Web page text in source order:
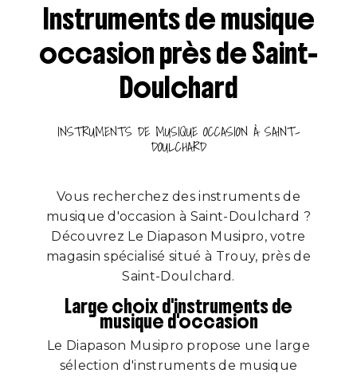
Instruments de musique
occasion près de Saint-
Doulchard
INSTRUMENTS DE MUSIQUE OCCASION À SAINT-
DOULCHARD
Vous recherchez des instruments de
musique d'occasion à Saint-Doulchard ?
Découvrez Le Diapason Musipro, votre
magasin spécialisé situé à Trouy, près de
Saint-Doulchard.
Large choix d'instruments de
musique d'occasion
Le Diapason Musipro propose une large
sélection d'instruments de musique